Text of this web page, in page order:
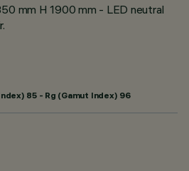
mm H 1900 mm - LED neutral
85 - Rg (Gamut Index) 96